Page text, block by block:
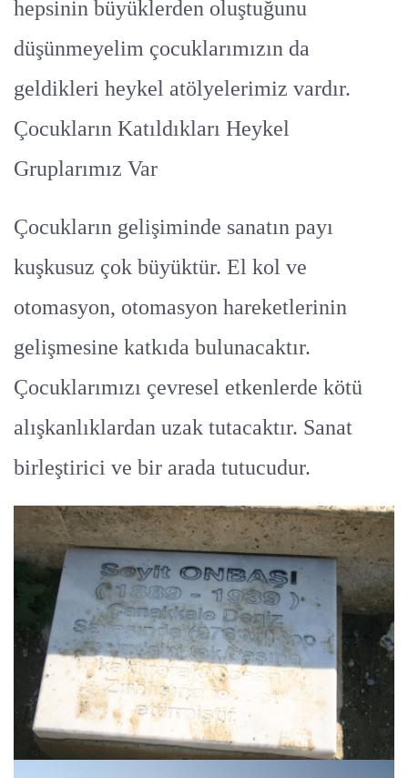
hepsinin büyüklerden oluştuğunu
düşünmeyelim çocuklarımızın da
geldikleri heykel atölyelerimiz vardır.
Çocukların Katıldıkları Heykel
Gruplarımız Var
Çocukların gelişiminde sanatın payı
kuşkusuz çok büyüktür. El kol ve
otomasyon, otomasyon hareketlerinin
gelişmesine katkıda bulunacaktır.
Çocuklarımızı çevresel etkenlerde kötü
alışkanlıklardan uzak tutacaktır. Sanat
birleştirici ve bir arada tutucudur.